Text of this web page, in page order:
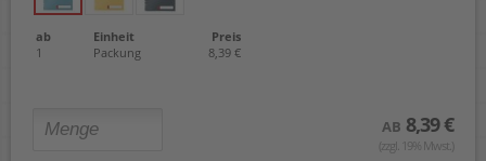
ab Einheit
Preis
1
Packung 8,39 €
AB 8,39 €
(zzgl. 19% Mwst.)